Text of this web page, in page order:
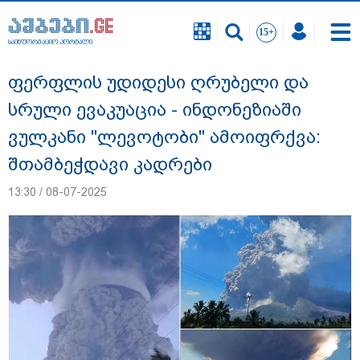
საინფორმაციო პორტალი
"ეს გაფრთხილება უნდა გახდეს
ყველასთვის" - ოკუპირებული აფხაზეთის
ე.წ. საგარეო უწყება გიორგი ბარამიძის
განცხადებასთან დაკავშირებით
საინფორმაციო პორტალი
ფერფლის უდიდესი ღრუბელი და
სრული ევაკუაცია - ინდონეზიაში
ვულკანი "ლევოტობი" ამოიფრქვა:
შთამბეჭდავი კადრები
13:30 / 08-07-2025